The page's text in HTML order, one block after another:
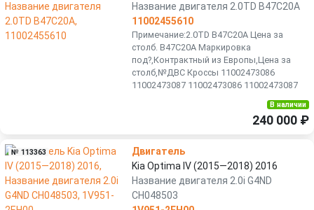
Название двигателя 2.0TD B47C20A
11002455610
Примечание:2.0TD B47C20A Цена за
столб. B47C20A Маркировка
под?,Контрактный из Европы,Цена за
столб,№ДВС Кроссы 11002473086
11002473087 11002473086 11002473087
В наличии
240 000 ₽
№ 113363
Двигатель
Kia Optima IV (2015—2018) 2016
Название двигателя 2.0i G4ND
CH048503